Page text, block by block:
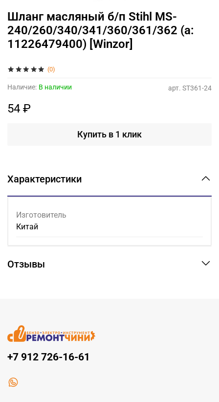
(0)
арт. ST361-24
Наличие: В наличии
Шланг масляный б/п Stihl MS-
240/260/340/341/360/361/362 (а:
11226479400) [Winzor]
54 ₽
Купить в 1 клик
Характеристики
Изготовитель
Китай
Отзывы
+7 912 726-16-61